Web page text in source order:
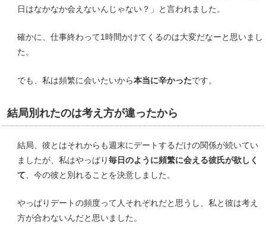
日はなかなか会えないんじゃない？」と言われました。
確かに、仕事終わって1時間かけてくるのは大変だなーと思いまし
た。
でも、私は頻繁に会いたいから本当に辛かったです。
結局別れたのは考え方が違ったから
結局、彼とはそれからも週末にデートするだけの関係が続いてい
ましたが、私はやっぱり毎日のように頻繁に会える彼氏が欲しく
て 、今の彼と別れることを決意しました。
やっぱりデートの頻度って人それぞれだと思うし、私と彼は考え
方が合わないんだと思いました。